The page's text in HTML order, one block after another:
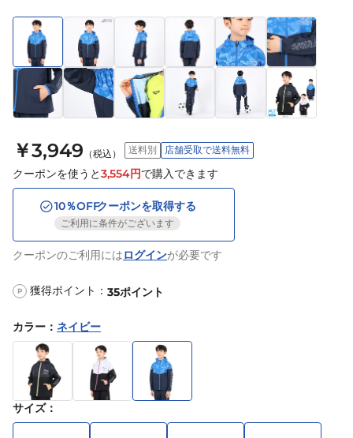
￥3,949 （税込） 送料別 店舗受取で送料無料
クーポンを使うと3,554円で購入できます
10％OFFクーポンを取得する
ご利用に条件がございます
クーポンのご利用にはログインが必要です
P 獲得ポイント： 35ポイント
カラー ： ネイビー
サイズ：